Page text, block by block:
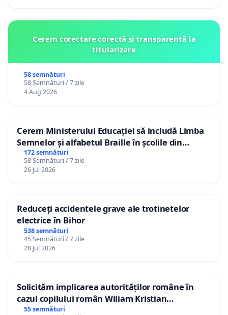
Cerem corectare corectă și transparentă la
titularizare
58 semnături
58 Semnături / 7 zile
4 Aug 2026
Cerem Ministerului Educației să includă Limba
Semnelor și alfabetul Braille în școlile din
Republica Moldova!
172 semnături
58 Semnături / 7 zile
26 Jul 2026
Reduceți accidentele grave ale trotinetelor
electrice în Bihor
538 semnături
45 Semnături / 7 zile
28 Jul 2026
Solicităm implicarea autorităților române în
cazul copilului român Wiliam Kristian
Gheorghe, aflat în plasament în Danemarca de
55 semnături